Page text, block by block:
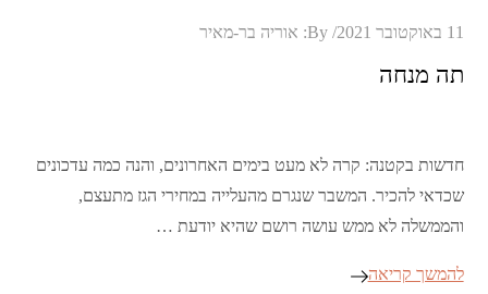
Posted
11 באוקטובר 2021 By: אוריה בר-מאיר
תה מנחה
חדשות בקטנה: קרה לא מעט בימים האחרונים, והנה כמה עדכונים
שכדאי להכיר. המשבר שנגרם מהעלייה במחירי הגז מתעצם,
והממשלה לא ממש עושה רושם שהיא יודעת …
להמשך קריאה